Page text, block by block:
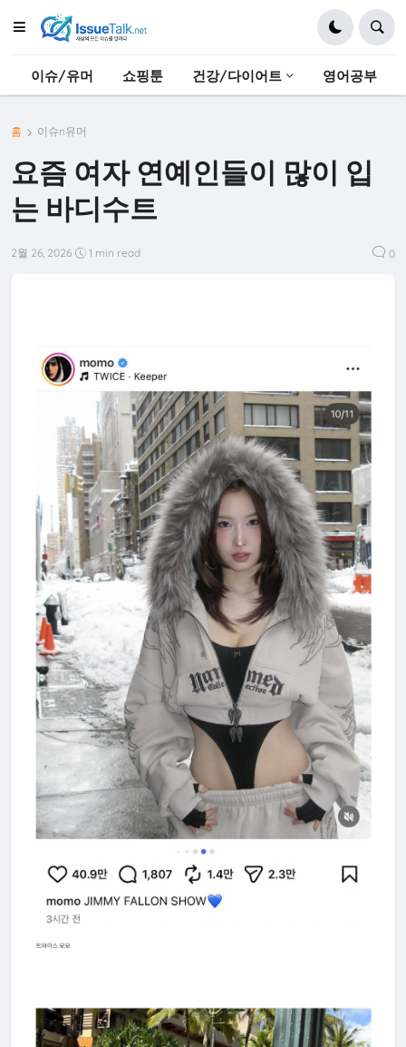
이슈/유머 쇼핑툰 건강/다이어트 영어공부
홈 이슈n유머
요즘 여자 연예인들이 많이 입
는 바디수트
2월 26, 2026 1 min read 0